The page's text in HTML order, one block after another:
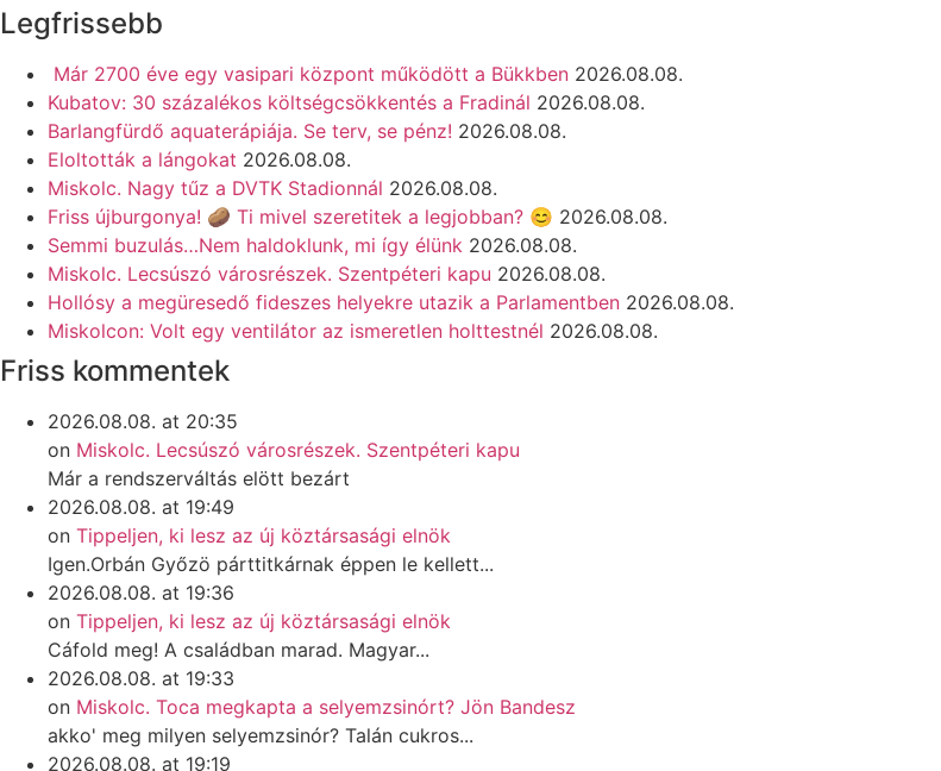
Legfrissebb
Már 2700 éve egy vasipari központ működött a Bükkben 2026.08.08.
Kubatov: 30 százalékos költségcsökkentés a Fradinál 2026.08.08.
Barlangfürdő aquaterápiája. Se terv, se pénz! 2026.08.08.
Eloltották a lángokat 2026.08.08.
Miskolc. Nagy tűz a DVTK Stadionnál 2026.08.08.
Friss újburgonya! 🥔 Ti mivel szeretitek a legjobban? 😊 2026.08.08.
Semmi buzulás…Nem haldoklunk, mi így élünk 2026.08.08.
Miskolc. Lecsúszó városrészek. Szentpéteri kapu 2026.08.08.
Hollósy a megüresedő fideszes helyekre utazik a Parlamentben 2026.08.08.
Miskolcon: Volt egy ventilátor az ismeretlen holttestnél 2026.08.08.
Friss kommentek
2026.08.08. at 20:35
on Miskolc. Lecsúszó városrészek. Szentpéteri kapu
Már a rendszerváltás elött bezárt
2026.08.08. at 19:49
on Tippeljen, ki lesz az új köztársasági elnök
Igen.Orbán Győzö párttitkárnak éppen le kellett...
2026.08.08. at 19:36
on Tippeljen, ki lesz az új köztársasági elnök
Cáfold meg! A családban marad. Magyar...
2026.08.08. at 19:33
on Miskolc. Toca megkapta a selyemzsinórt? Jön Bandesz
akko' meg milyen selyemzsinór? Talán cukros...
2026.08.08. at 19:19